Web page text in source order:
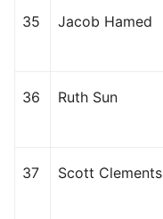
35 Jacob Hamed
36 Ruth Sun
37 Scott Clements